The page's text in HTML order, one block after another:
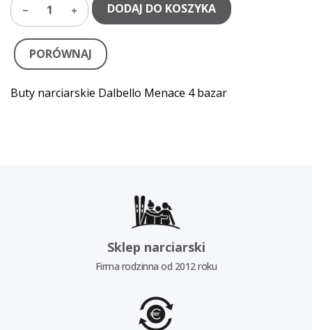
1 DODAJ DO KOSZYKA
PORÓWNAJ
Buty narciarskie Dalbello Menace 4 bazar
Sklep narciarski
Firma rodzinna od 2012 roku